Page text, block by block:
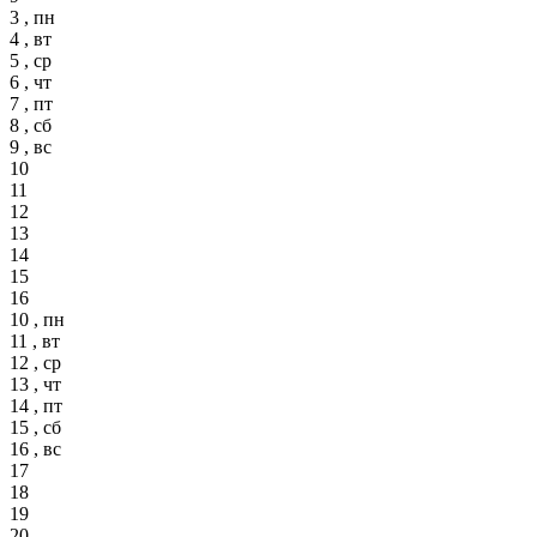
3 , пн
4 , вт
5 , ср
6 , чт
7 , пт
8 , сб
9 , вс
10
11
12
13
14
15
16
10 , пн
11 , вт
12 , ср
13 , чт
14 , пт
15 , сб
16 , вс
17
18
19